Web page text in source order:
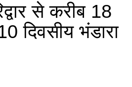
से करीब 18
दिवसीय भंडारा